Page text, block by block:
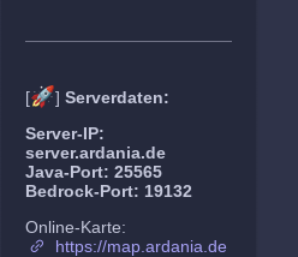
[🚀] Serverdaten:
Server-IP:
server.ardania.de
Java-Port: 25565
Bedrock-Port: 19132
Online-Karte:
https://map.ardania.de